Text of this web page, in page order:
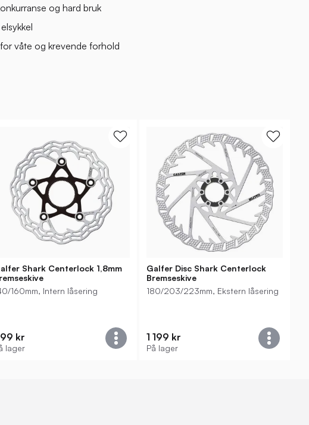
og hard bruk
for våte og krevende forhold
Shark Centerlock 1,8mm
160mm, Intern låsering
kr
lager
Galfer Disc Shark Centerlock
Bremseskive
180/203/223mm, Ekstern låsering
1 199 kr
På lager